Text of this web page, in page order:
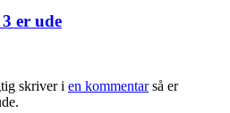
er ude
skriver i en kommentarså er